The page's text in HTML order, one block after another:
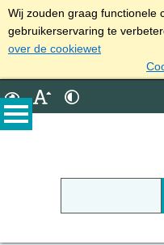
Wij zouden graag functionele
gebruikerservaring te
over de cookiewet